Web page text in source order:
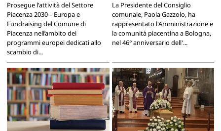
Prosegue l'attività del Settore
Piacenza 2030 – Europa e
Fundraising del Comune di
Piacenza nell’ambito dei
programmi europei dedicati allo
scambio di...
La Presidente del Consiglio
comunale, Paola Gazzolo, ha
rappresentato l'Amministrazione e
la comunità piacentina a Bologna,
nel 46° anniversario dell'...